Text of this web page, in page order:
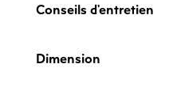
Conseils d'entretien
Dimension